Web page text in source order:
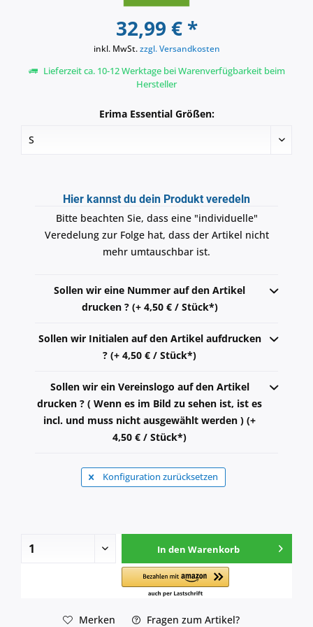
32,99 € *
inkl. MwSt.zzgl. Versandkosten
Lieferzeit ca. 10-12 Werktage bei Warenverfügbarkeit beim
Hersteller
Erima Essential Größen:
Hier kannst du dein Produkt veredeln
Bitte beachten Sie, dass eine "individuelle"
Veredelung zur Folge hat, dass der Artikel nicht
mehr umtauschbar ist.
Sollen wir eine Nummer auf den Artikel
drucken ? (+ 4,50 € / Stück*)
Sollen wir Initialen auf den Artikel aufdrucken
? (+ 4,50 € / Stück*)
Sollen wir ein Vereinslogo auf den Artikel
drucken ? ( Wenn es im Bild zu sehen ist, ist es
incl. und muss nicht ausgewählt werden ) (+
4,50 € / Stück*)
Konfiguration zurücksetzen
In den Warenkorb
Merken Fragen zum Artikel?